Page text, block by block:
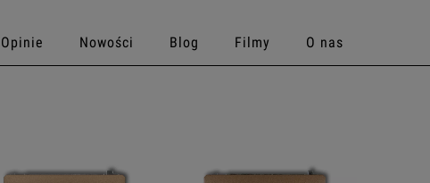
Opinie Nowości Blog Filmy O nas